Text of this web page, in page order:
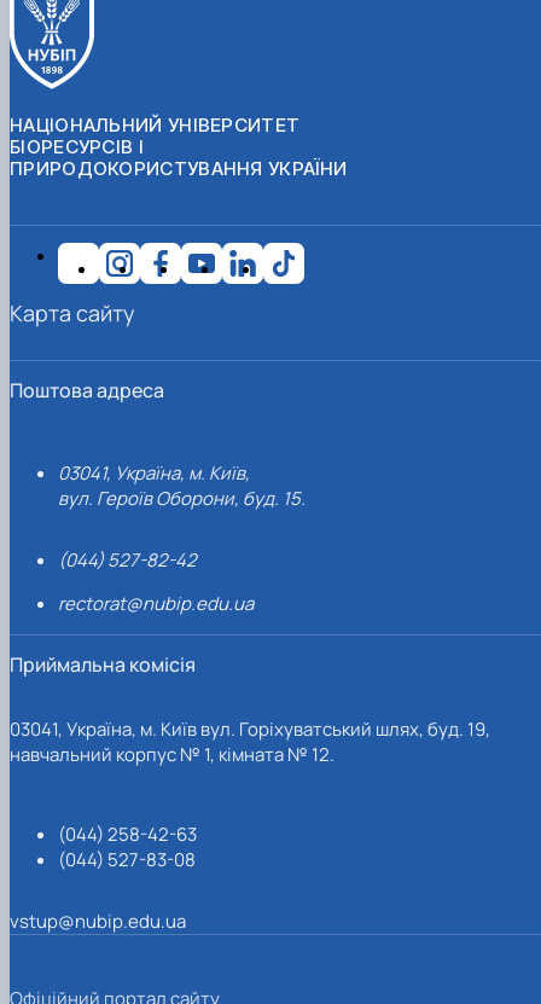
НАЦІОНАЛЬНИЙ УНІВЕРСИТЕТ
БІОРЕСУРСІВ І
ПРИРОДОКОРИСТУВАННЯ УКРАЇНИ
Поштова адреса
03041, Україна, м. Київ,
вул. Героїв Оборони, буд. 15.
(044) 527-82-42
rectorat@nubip.edu.ua
Приймальна комісія
03041, Україна, м. Київ вул. Горіхуватський шлях, буд. 19,
навчальний корпус № 1, кімната № 12.
(044) 258-42-63
(044) 527-83-08
vstup@nubip.edu.ua
Карта сайту
Офіційний портал сайту